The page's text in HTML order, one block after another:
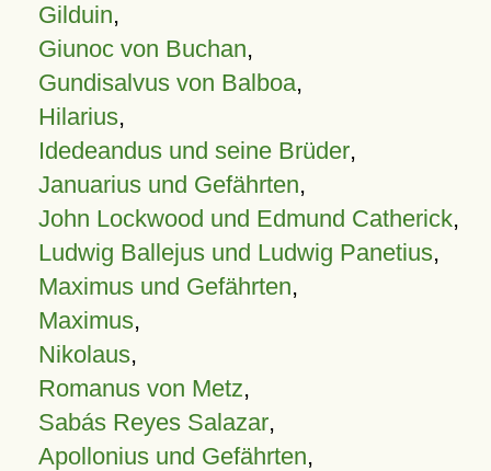
Gilduin,
Giunoc von Buchan,
Gundisalvus von Balboa,
Hilarius,
Idedeandus und seine Brüder,
Januarius und Gefährten,
John Lockwood und Edmund Catherick,
Ludwig Ballejus und Ludwig Panetius,
Maximus und Gefährten,
Maximus,
Nikolaus,
Romanus von Metz,
Sabás Reyes Salazar,
Apollonius und Gefährten,